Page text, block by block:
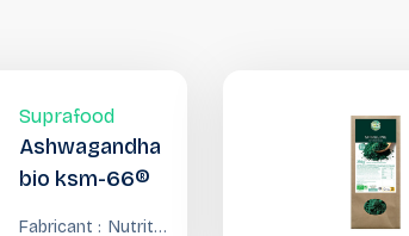
Suprafood
Ashwagandha
bio ksm-66®
Fabricant : Nutrition